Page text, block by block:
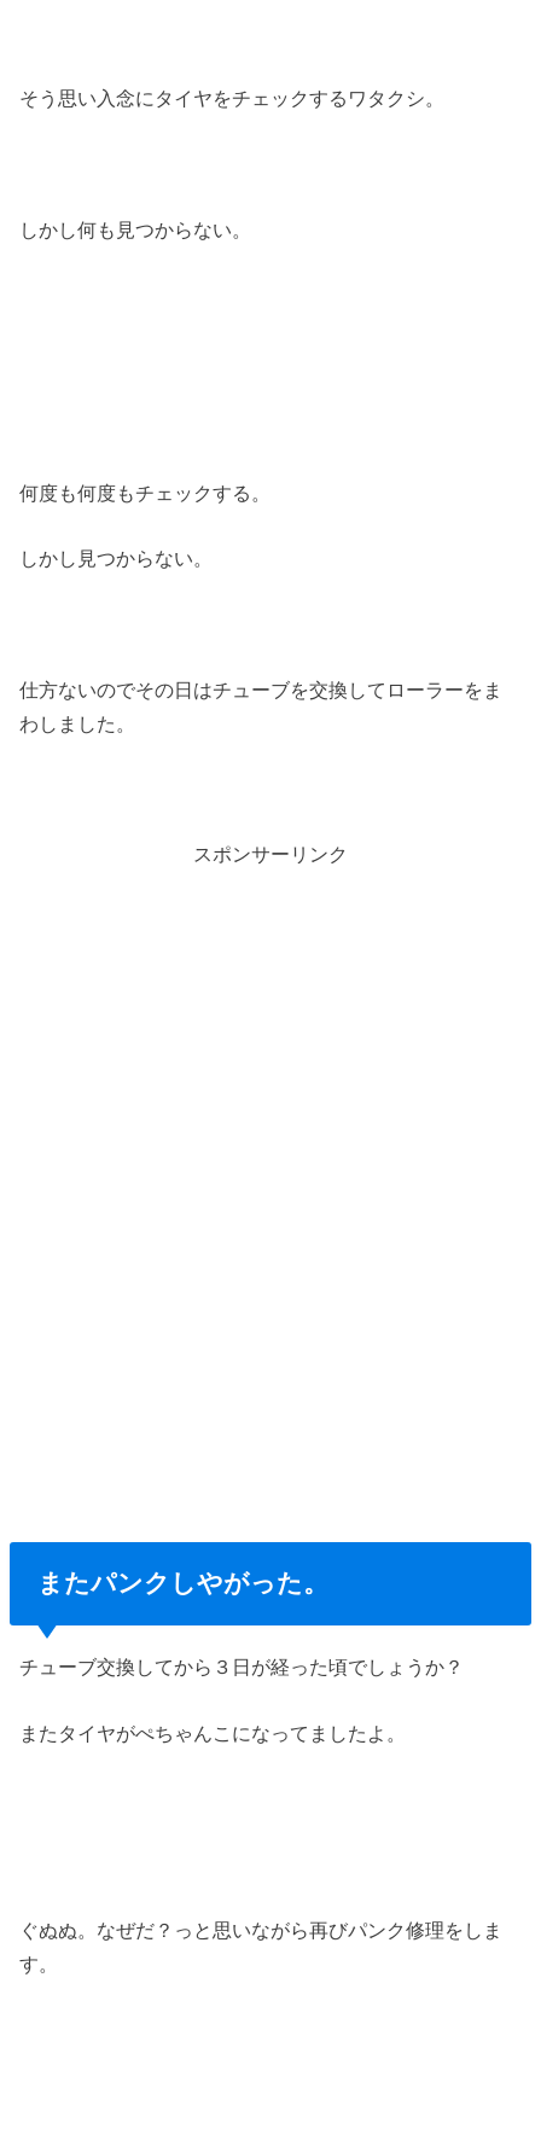
そう思い入念にタイヤをチェックするワタクシ。
しかし何も見つからない。
何度も何度もチェックする。
しかし見つからない。
仕方ないのでその日はチューブを交換してローラーをま
わしました。
スポンサーリンク
またパンクしやがった。
チューブ交換してから３日が経った頃でしょうか？
またタイヤがぺちゃんこになってましたよ。
ぐぬぬ。なぜだ？っと思いながら再びパンク修理をしま
す。